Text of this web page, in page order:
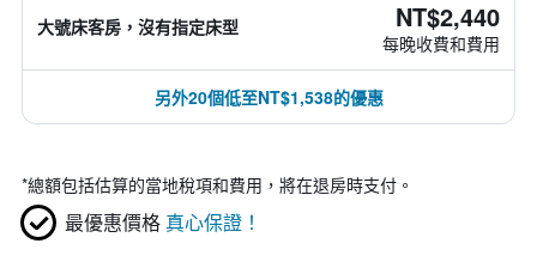
大號床客房，沒有指定床型 NT$2,440
每晚收費和費用
另外20個低至NT$1,538的優惠
*總額包括估算的當地稅項和費用，將在退房時支付。
最優惠價格 真心保證！